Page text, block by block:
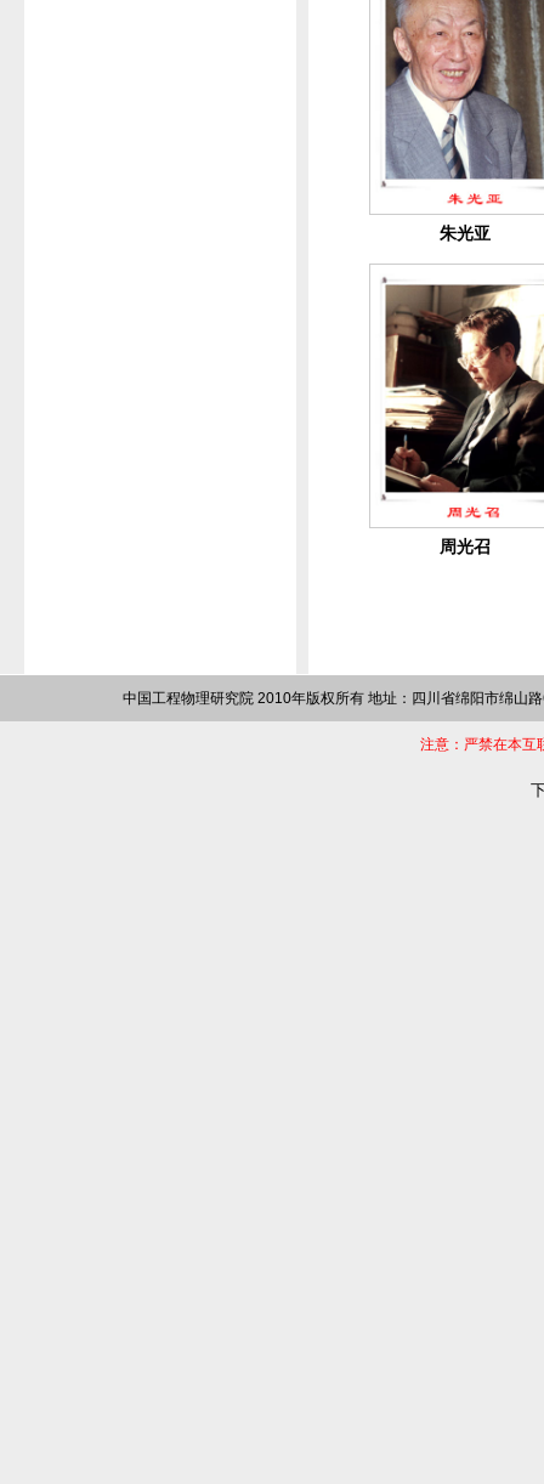
朱光亚
周光召
中国工程物理研究院 2010年版权所有 地址：四川省绵阳市绵山
注意：严禁在本互